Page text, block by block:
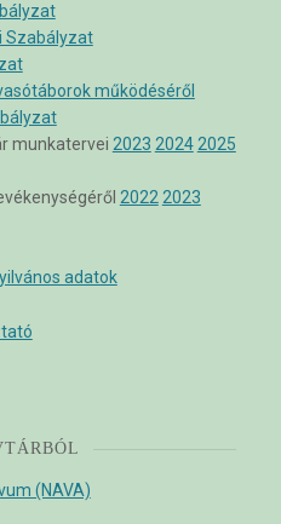
Szabályzat
működéséről
munkatervei 2023 2024 2025
2022 2023
adatok
(NAVA)